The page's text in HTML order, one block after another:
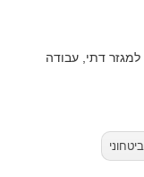
דתי, עבודה